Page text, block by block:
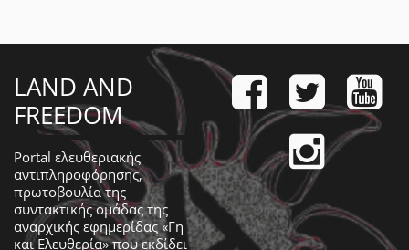
LAND AND
FREEDOM
Portal ελευθεριακής
αντιπληροφόρησης,
πρωτοβουλία της
συντακτικής ομάδας της
αναρχικής εφημερίδας «Γη
και Ελευθερία» που εκδίδει